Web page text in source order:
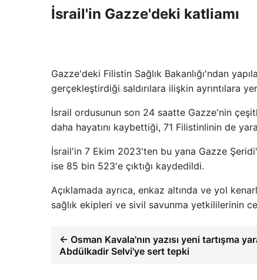
İsrail'in Gazze'deki katliamı
Gazze'deki Filistin Sağlık Bakanlığı'ndan
gerçekleştirdiği saldırılara ilişkin ayrıntılara
İsrail ordusunun son 24 saatte Gazze'nin
daha hayatını kaybettiği, 71 Filistinlinin de
İsrail'in 7 Ekim 2023'ten bu yana Gazze
ise 85 bin 523'e çıktığı kaydedildi.
Açıklamada ayrıca, enkaz altında ve yol
sağlık ekipleri ve sivil savunma yetkililerinin
← Osman Kavala'nın yazısı yeni tartışma
Abdülkadir Selvi'ye sert tepki